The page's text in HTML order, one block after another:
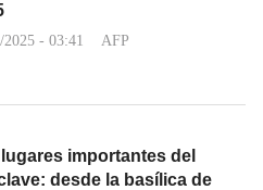
2025 - 03:41 AFP
importantes del
desde la basílica de